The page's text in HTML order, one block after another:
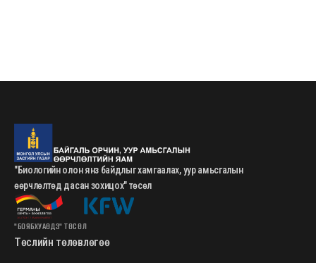
"Биологийн олон янз байдлыг хамгаалах, уур амьсгалын
өөрчлөлтөд дасан зохицох" төсөл
"БОЯБХУАӨДЗ" ТӨСӨЛ
Төслийн төлөвлөгөө